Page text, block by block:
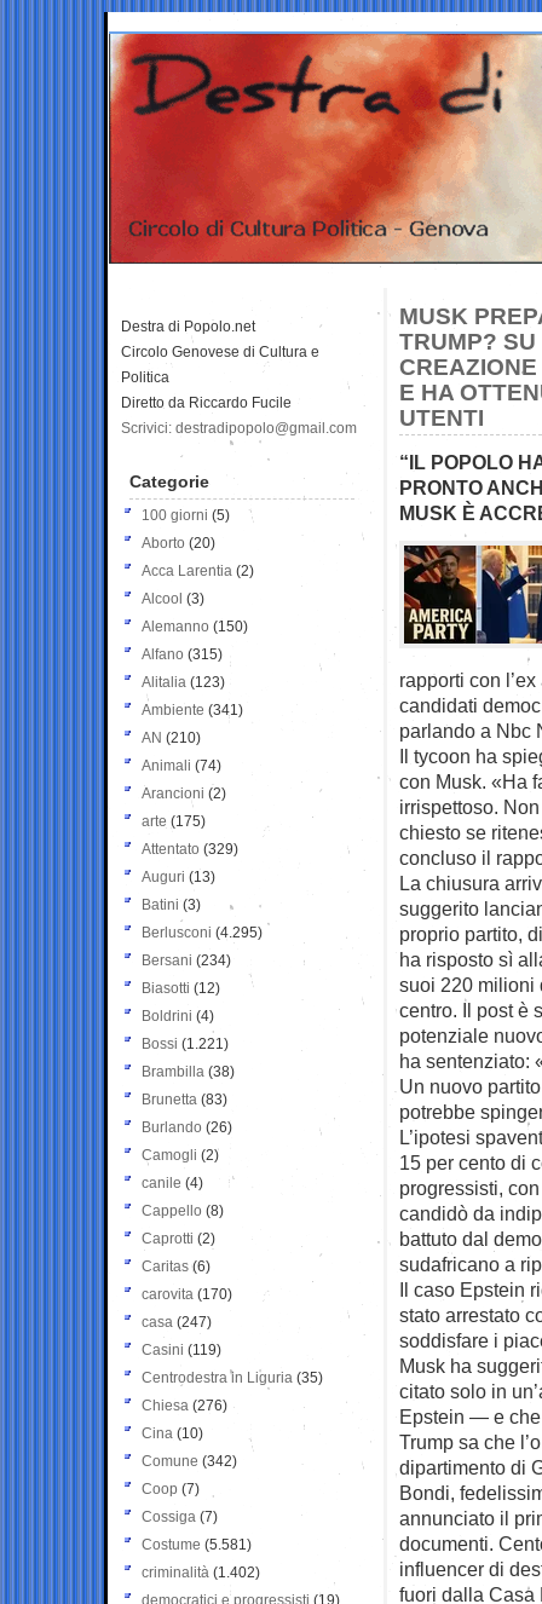
MUSK
TRUMP?
E HA
UTENTI
“IL POPOLO
PRONTO
MUSK È
rapporti con
candidati
parlando a Nbc
Il tycoon ha
con Musk. «Ha
irrispettoso.
chiesto se
concluso il
La chiusura
suggerito
proprio partito,
ha risposto sì
suoi 220 milioni
centro. Il post è
potenziale
ha sentenziato:
Un nuovo
potrebbe
L’ipotesi
15 per cento di
progressisti,
candidò da
battuto dal
sudafricano a
Il caso Epstein
stato arrestato
soddisfare i
Musk ha
citato solo in
Epstein — e che
Trump sa che
dipartimento di
Bondi,
annunciato il
documenti.
influencer di
fuori dalla Casa
Destra di Popolo.net
Circolo Genovese di Cultura e
Politica
Diretto da Riccardo Fucile
Scrivici: destradipopolo@gmail.com
Categorie
100 giorni (5)
Aborto (20)
Acca Larentia (2)
Alcool (3)
Alemanno (150)
Alfano (315)
Alitalia (123)
Ambiente (341)
AN (210)
Animali (74)
Arancioni (2)
arte (175)
Attentato (329)
Auguri (13)
Batini (3)
Berlusconi (4.295)
Bersani (234)
Biasotti (12)
Boldrini (4)
Bossi (1.221)
Brambilla (38)
Brunetta (83)
Burlando (26)
Camogli (2)
canile (4)
Cappello (8)
Caprotti (2)
Caritas (6)
carovita (170)
casa (247)
Casini (119)
Centrodestra in Liguria (35)
Chiesa (276)
Cina (10)
Comune (342)
Coop (7)
Cossiga (7)
Costume (5.581)
criminalità (1.402)
democratici e progressisti (19)